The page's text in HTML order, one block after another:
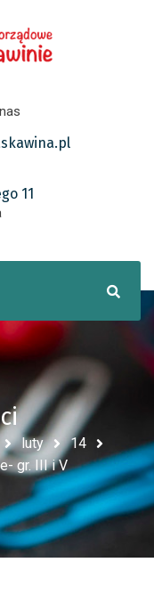
11
luty
14
gr. III i V